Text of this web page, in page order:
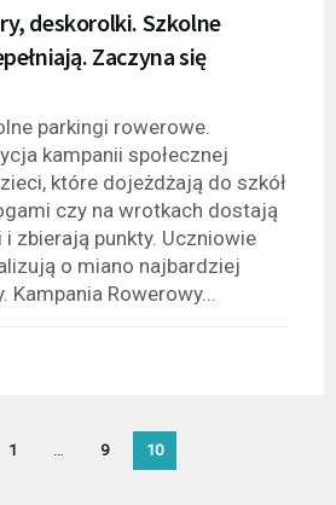
deskorolki. Szkolne
Zaczyna się
parkingi rowerowe.
kampanii społecznej
które dojeżdżają do szkół
czy na wrotkach dostają
zbierają punkty. Uczniowie
o miano najbardziej
Kampania Rowerowy...
1 9 10